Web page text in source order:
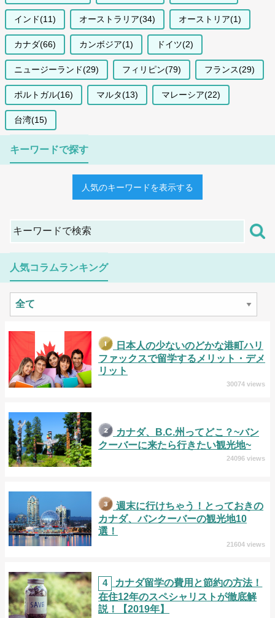
インド(11) オーストラリア(34) オーストリア(1)
カナダ(66) カンボジア(1) ドイツ(2)
ニュージーランド(29) フィリピン(79) フランス(29)
ポルトガル(16) マルタ(13) マレーシア(22)
台湾(15)
キーワードで探す
人気のキーワードを表示する
人気コラムランキング
日本人の少ないのどかな港町ハリ
ファックスで留学するメリット・デメ
リット
30074 views
カナダ、B.C.州ってどこ？~バン
クーバーに来たら行きたい観光地~
24096 views
週末に行けちゃう！とっておきの
カナダ、バンクーバーの観光地10
選！
21604 views
4
カナダ留学の費用と節約の方法！
在住12年のスペシャリストが徹底解
説！【2019年】